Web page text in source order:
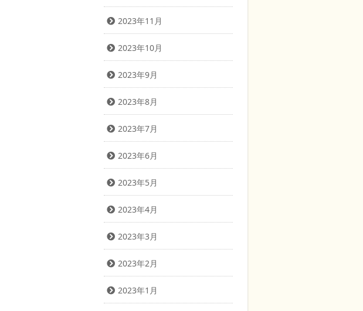
2023年11月
2023年10月
2023年9月
2023年8月
2023年7月
2023年6月
2023年5月
2023年4月
2023年3月
2023年2月
2023年1月